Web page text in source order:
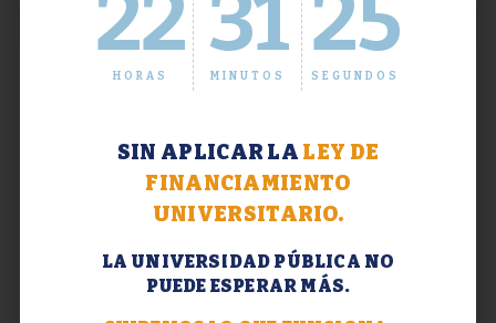
22
HORAS
31
MINUTOS
25
SEGUNDOS
SIN APLICAR LA LEY DE
FINANCIAMIENTO
UNIVERSITARIO.
LA UNIVERSIDAD PÚBLICA NO
PUEDE ESPERAR MÁS.